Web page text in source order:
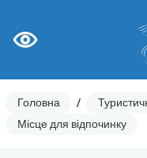
Головна /
Місце для відпочинку